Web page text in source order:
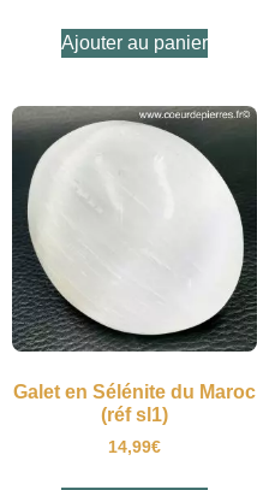
Ajouter au panier
Galet en Sélénite du Maroc
(réf sl1)
14,99€